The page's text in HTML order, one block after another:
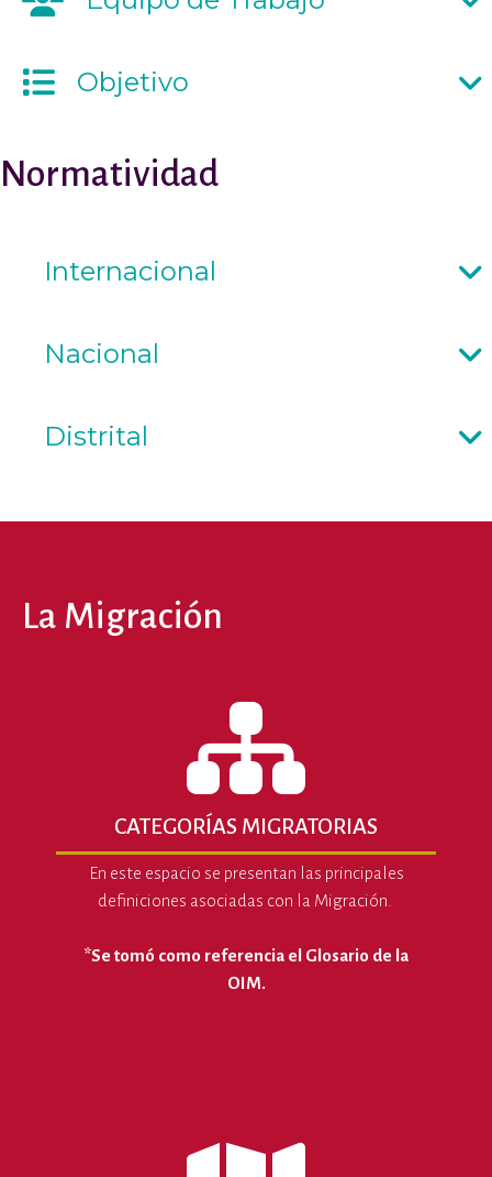
Objetivo
Normatividad
Internacional
Nacional
Distrital
La Migración
CATEGORÍAS MIGRATORIAS
En este espacio se presentan las principales
definiciones asociadas con la Migración.
*Se tomó como referencia el Glosario de la
OIM.